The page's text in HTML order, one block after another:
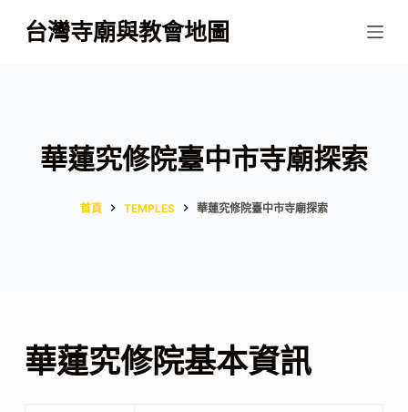
跳
至
台灣寺廟與教會地圖
華蓮究修院臺中市寺廟探索
首頁 TEMPLES 華蓮究修院臺中市寺廟探索
華蓮究修院基本資訊